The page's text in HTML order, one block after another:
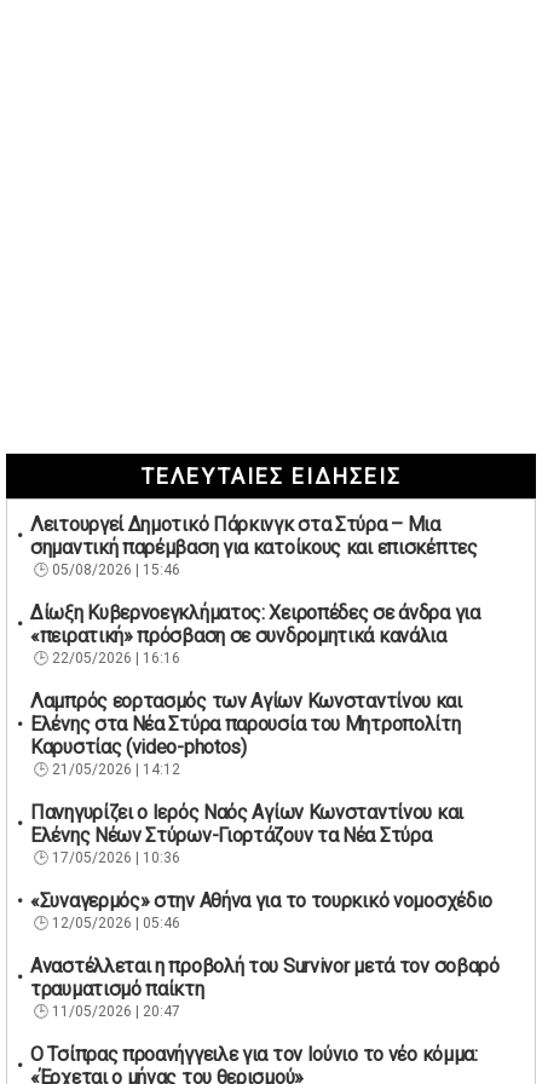
ΤΕΛΕΥΤΑΙΕΣ ΕΙΔΗΣΕΙΣ
Λειτουργεί Δημοτικό Πάρκινγκ στα Στύρα – Μια
σημαντική παρέμβαση για κατοίκους και επισκέπτες
05/08/2026 | 15:46
Δίωξη Κυβερνοεγκλήματος: Χειροπέδες σε άνδρα για
«πειρατική» πρόσβαση σε συνδρομητικά κανάλια
22/05/2026 | 16:16
Λαμπρός εορτασμός των Αγίων Κωνσταντίνου και
Ελένης στα Νέα Στύρα παρουσία του Μητροπολίτη
Καρυστίας (video-photos)
21/05/2026 | 14:12
Πανηγυρίζει ο Ιερός Ναός Αγίων Κωνσταντίνου και
Ελένης Νέων Στύρων-Γιορτάζουν τα Νέα Στύρα
17/05/2026 | 10:36
«Συναγερμός» στην Αθήνα για το τουρκικό νομοσχέδιο
12/05/2026 | 05:46
Αναστέλλεται η προβολή του Survivor μετά τον σοβαρό
τραυματισμό παίκτη
11/05/2026 | 20:47
Ο Τσίπρας προανήγγειλε για τον Ιούνιο το νέο κόμμα:
«Έρχεται ο μήνας του θερισμού»